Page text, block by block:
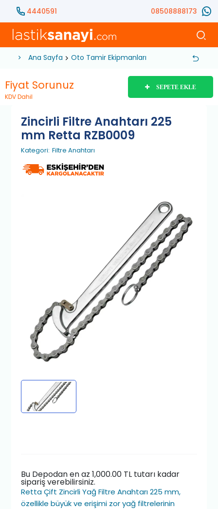
4440591 08508888173
Ana Sayfa Oto Tamir Ekipmanları El
Fiyat Sorunuz
KDV Dahil
SEPETE EKLE
Zincirli Filtre Anahtarı 225
mm Retta RZB0009
Kategori: Filtre Anahtarı
Bu Depodan en az 1,000.00 TL tutarı kadar
sipariş verebilirsiniz.
Retta Çift Zincirli Yağ Filtre Anahtarı 225 mm,
özellikle büyük ve erişimi zor yağ filtrelerinin